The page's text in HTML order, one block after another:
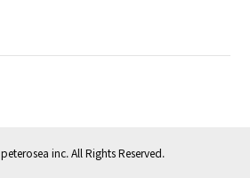
peterosea inc. All Rights Reserved.